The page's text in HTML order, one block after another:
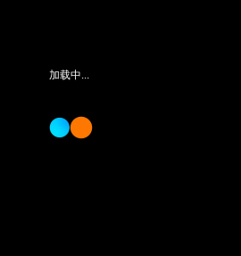
加载中...